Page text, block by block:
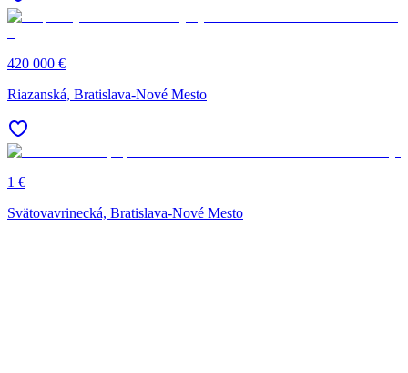
420 000 €
Riazanská, Bratislava-Nové Mesto
1 €
Svätovavrinecká, Bratislava-Nové Mesto